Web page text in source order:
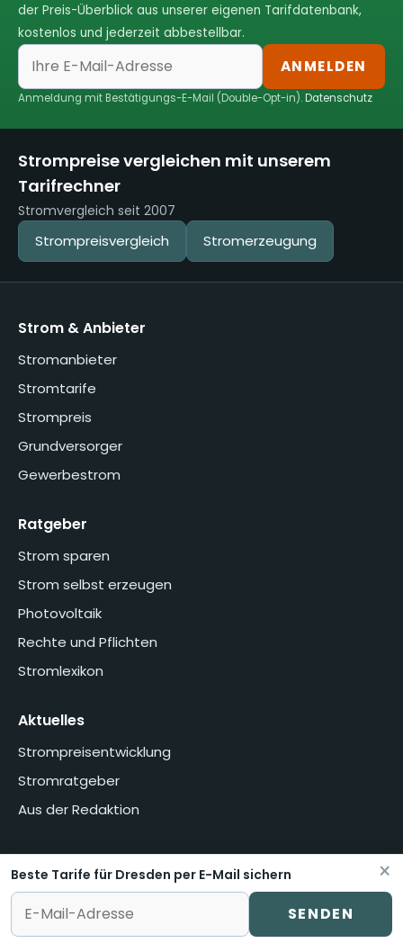
der Preis-Überblick aus unserer eigenen Tarifdatenbank,
kostenlos und jederzeit abbestellbar.
ANMELDEN
Anmeldung mit Bestätigungs-E-Mail (Double-Opt-in).Datenschutz
Strompreise vergleichen mit unserem
Tarifrechner
Stromvergleich seit 2007
Strompreisvergleich Stromerzeugung
Strom & Anbieter
Stromanbieter
Stromtarife
Strompreis
Grundversorger
Gewerbestrom
Ratgeber
Strom sparen
Strom selbst erzeugen
Photovoltaik
Rechte und Pflichten
Stromlexikon
Aktuelles
Strompreisentwicklung
Stromratgeber
Aus der Redaktion
HomeÜber unsMethodikPresseDatenschutzerklärung
Impressum
Vertrag widerrufen oder kündigen
© stromvermittlung.de
×
Beste Tarife für Dresden per E-Mail sichern
SENDEN